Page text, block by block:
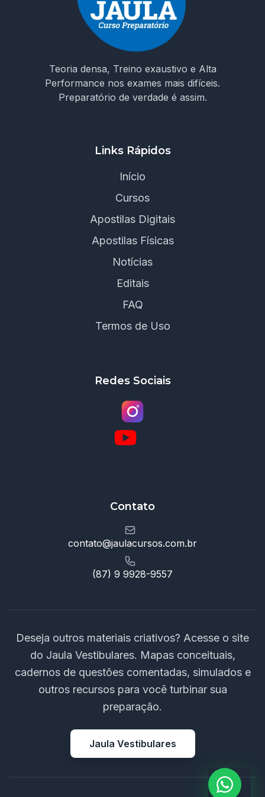
Teoria densa, Treino exaustivo e Alta
Performance nos exames mais difíceis.
Preparatório de verdade é assim.
Links Rápidos
Início
Cursos
Apostilas Digitais
Apostilas Físicas
Notícias
Editais
FAQ
Termos de Uso
Redes Sociais
Contato
contato@jaulacursos.com.br
(87) 9 9928-9557
Deseja outros materiais criativos? Acesse o site
do Jaula Vestibulares. Mapas conceituais,
cadernos de questões comentadas, simulados e
outros recursos para você turbinar sua
preparação.
Jaula Vestibulares